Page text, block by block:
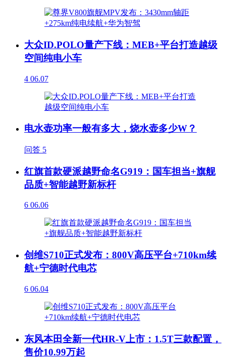
大众ID.POLO量产下线：MEB+平台打造越级
空间纯电小车
4 06.07
电水壶功率一般有多大，烧水壶多少W？
问答 5
红旗首款硬派越野命名G919：国车担当+旗舰
品质+智能越野新标杆
6 06.06
创维S710正式发布：800V高压平台+710km续
航+宁德时代电芯
6 06.04
东风本田全新一代HR-V上市：1.5T三款配置，
售价10.99万起